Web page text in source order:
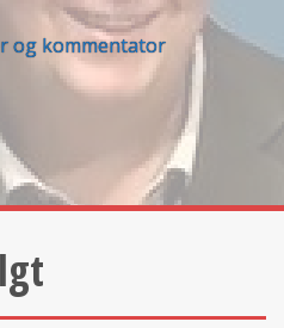
og kommentator